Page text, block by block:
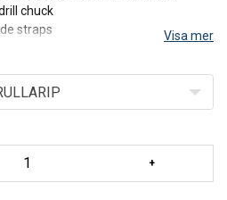
chuck
straps
guiding is needed
Visa mer